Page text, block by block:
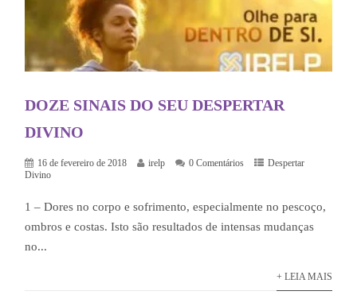
DOZE SINAIS DO SEU DESPERTAR
DIVINO
16 de fevereiro de 2018 irelp 0 Comentários
Despertar
Divino
1 – Dores no corpo e sofrimento, especialmente no pescoço,
ombros e costas. Isto são resultados de intensas mudanças
no...
+ LEIA MAIS